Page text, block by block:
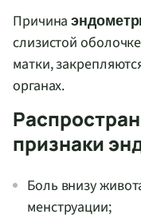
Причина
слизистой
матки,
органах.
признаки
Боль внизу
менструации;